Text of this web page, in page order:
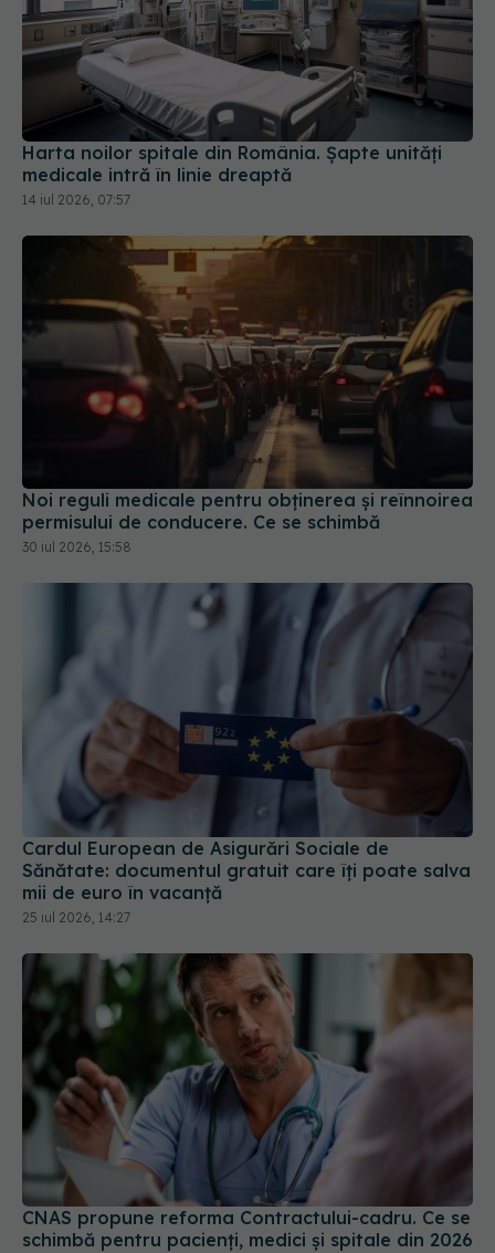
Harta noilor spitale din România. Șapte unități
medicale intră în linie dreaptă
14 iul 2026, 07:57
Noi reguli medicale pentru obținerea și reînnoirea
permisului de conducere. Ce se schimbă
30 iul 2026, 15:58
Cardul European de Asigurări Sociale de
Sănătate: documentul gratuit care îți poate salva
mii de euro în vacanță
25 iul 2026, 14:27
CNAS propune reforma Contractului-cadru. Ce se
schimbă pentru pacienți, medici și spitale din 2026